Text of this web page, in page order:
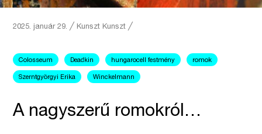
2025. január 29.╱ Kunszt Kunszt ╱
Colosseum Deadkin hungarocell festmény romok
Szerntgyörgyi Erika Winckelmann
A nagyszerű romokról…